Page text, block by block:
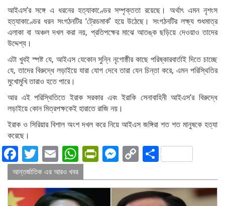
আইএস’র সঙ্গে এ ধরনের হত্যাকাণ্ডের সম্পৃক্ততা রয়েছে। অর্থাৎ এমন নৃশংস
হত্যাকাণ্ডের ধরন সংগঠনটির ‘ট্রেডমার্ক’ হয়ে উঠেছে। সংগঠনটির লক্ষ্য শুধমাত্র
এলাকা বা অঞ্চল দখল করা নয়, প্রতিপক্ষের মাঝে আতঙ্ক ছড়িয়ে দেওয়াও তাদের
উদ্দেশ্য।
এটা খুবই স্পষ্ট যে, আইএস যেকোন সুন্নি নৃগোষ্ঠীর কাছে পরিষ্কারবার্তাই দিতে চাচ্ছে
যে, তাদের বিরুদ্ধে লড়াইয়ে যারা যোগ দেবে তারা যেন চিন্তা করে, এমন পরিস্থিতির
মুখোমুখি তারাও হতে পারে।
আর এই পরিস্থিতিতে ইরাক সরকার এবং ইরাকি সেনাবাহিনী আইএস’র বিরুদ্ধে
লড়াইয়ে কোন মিত্রপক্ষকেই হারাতে রাজি নয়।
ইরাক ও সিরিয়ার বিশাল অংশ দখল করে নিয়ে আইএস জঙ্গিরা শত শত মানুষকে হত্যা
করেছে।
Facebook
Twitter
EmailWhatsApp
PrintFriendly
Messenger
CopyShare
আন্তর্জাতিক এর আরও খবর